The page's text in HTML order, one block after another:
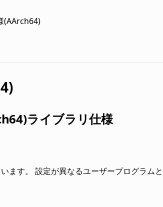
(AArch64)
ライブラリ仕様
ます。 設定が異なるユーザープログラム